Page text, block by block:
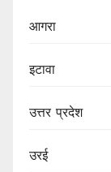
आगरा
इटावा
उत्तर प्रदेश
उरई